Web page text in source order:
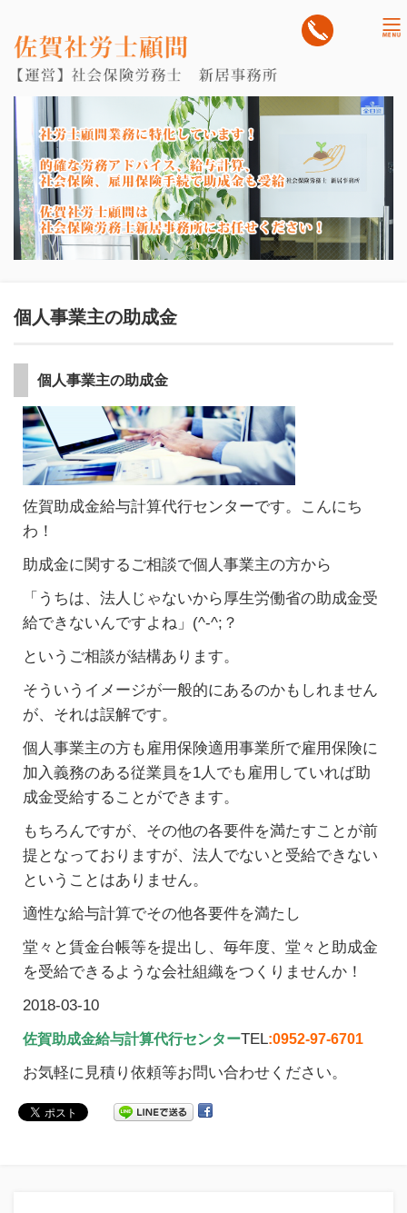
個人事業主の助成金
個人事業主の助成金
佐賀助成金給与計算代行センターです。こんにち
わ！
助成金に関するご相談で個人事業主の方から
「うちは、法人じゃないから厚生労働省の助成金受
給できないんですよね」(^-^;？
というご相談が結構あります。
そういうイメージが一般的にあるのかもしれません
が、それは誤解です。
個人事業主の方も雇用保険適用事業所で雇用保険に
加入義務のある従業員を1人でも雇用していれば助
成金受給することができます。
もちろんですが、その他の各要件を満たすことが前
提となっておりますが、法人でないと受給できない
ということはありません。
適性な給与計算でその他各要件を満たし
堂々と賃金台帳等を提出し、毎年度、堂々と助成金
を受給できるような会社組織をつくりませんか！
2018-03-10
佐賀助成金給与計算代行センターTEL:0952-97-6701
お気軽に見積り依頼等お問い合わせください。